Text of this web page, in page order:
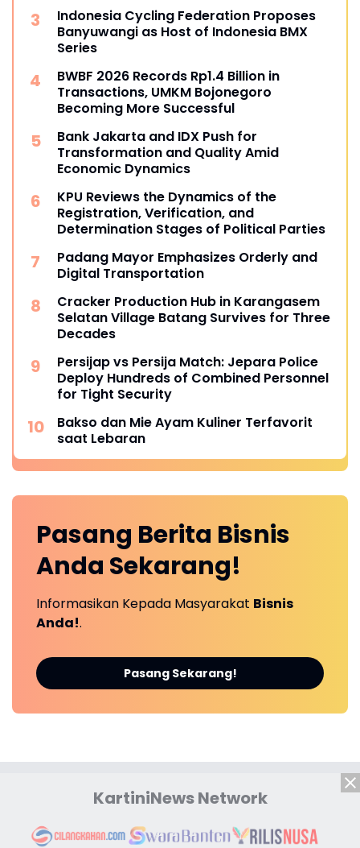
Indonesia Cycling Federation Proposes
Banyuwangi as Host of Indonesia BMX
Series
BWBF 2026 Records Rp1.4 Billion in
Transactions, UMKM Bojonegoro
Becoming More Successful
Bank Jakarta and IDX Push for
Transformation and Quality Amid
Economic Dynamics
KPU Reviews the Dynamics of the
Registration, Verification, and
Determination Stages of Political Parties
Padang Mayor Emphasizes Orderly and
Digital Transportation
Cracker Production Hub in Karangasem
Selatan Village Batang Survives for Three
Decades
Persijap vs Persija Match: Jepara Police
Deploy Hundreds of Combined Personnel
for Tight Security
Bakso dan Mie Ayam Kuliner Terfavorit
saat Lebaran
Pasang Berita Bisnis
Anda Sekarang!
Informasikan Kepada Masyarakat Bisnis
Anda!.
Pasang Sekarang!
KartiniNews Network